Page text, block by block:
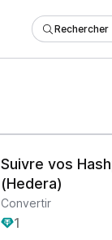
Rechercher
Suivre vos
(Hedera)
Convertir